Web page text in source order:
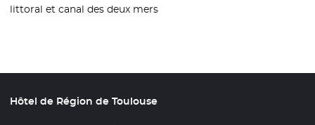
littoral et canal des deux mers
Hôtel de Région de Toulouse